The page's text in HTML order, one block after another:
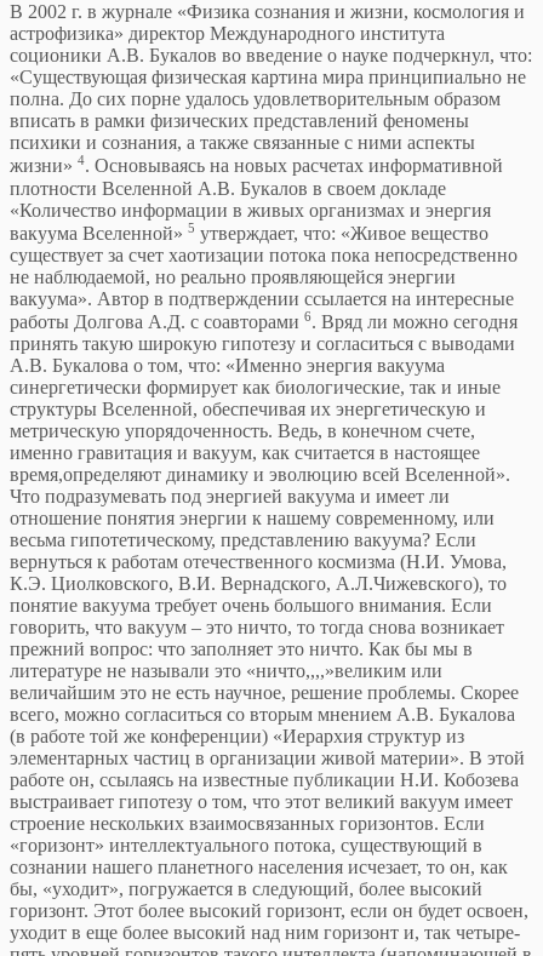
В 2002 г. в журнале «Физика сознания и жизни, космология и
астрофизика» директор Международного института
соционики А.В. Букалов во введение о науке подчеркнул, что:
«Существующая физическая картина мира принципиально не
полна. До сих порне удалось удовлетворительным образом
вписать в рамки физических представлений феномены
психики и сознания, а также связанные с ними аспекты
жизни» 4. Основываясь на новых расчетах информативной
плотности Вселенной А.В. Букалов в своем докладе
«Количество информации в живых организмах и энергия
вакуума Вселенной» 5 утверждает, что: «Живое вещество
существует за счет хаотизации потока пока непосредственно
не наблюдаемой, но реально проявляющейся энергии
вакуума». Автор в подтверждении ссылается на интересные
работы Долгова А.Д. с соавторами 6. Вряд ли можно сегодня
принять такую широкую гипотезу и согласиться с выводами
А.В. Букалова о том, что: «Именно энергия вакуума
синергетически формирует как биологические, так и иные
структуры Вселенной, обеспечивая их энергетическую и
метрическую упорядоченность. Ведь, в конечном счете,
именно гравитация и вакуум, как считается в настоящее
время,определяют динамику и эволюцию всей Вселенной».
Что подразумевать под энергией вакуума и имеет ли
отношение понятия энергии к нашему современному, или
весьма гипотетическому, представлению вакуума? Если
вернуться к работам отечественного космизма (Н.И. Умова,
К.Э. Циолковского, В.И. Вернадского, А.Л.Чижевского), то
понятие вакуума требует очень большого внимания. Если
говорить, что вакуум – это ничто, то тогда снова возникает
прежний вопрос: что заполняет это ничто. Как бы мы в
литературе не называли это «ничто,,,,»великим или
величайшим это не есть научное, решение проблемы. Скорее
всего, можно согласиться со вторым мнением А.В. Букалова
(в работе той же конференции) «Иерархия структур из
элементарных частиц в организации живой материи». В этой
работе он, ссылаясь на известные публикации Н.И. Кобозева
выстраивает гипотезу о том, что этот великий вакуум имеет
строение нескольких взаимосвязанных горизонтов. Если
«горизонт» интеллектуального потока, существующий в
сознании нашего планетного населения исчезает, то он, как
бы, «уходит», погружается в следующий, более высокий
горизонт. Этот более высокий горизонт, если он будет освоен,
уходит в еще более высокий над ним горизонт и, так четыре-